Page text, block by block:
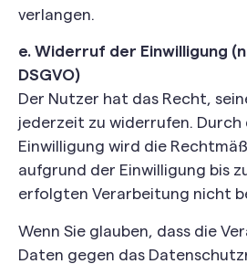
verlangen.
e. Widerruf der Einwilligung
DSGVO)
Der Nutzer hat das Recht,
jederzeit zu widerrufen.
Einwilligung wird die
aufgrund der Einwilligung bis
erfolgten Verarbeitung nicht
Wenn Sie glauben, dass die
Daten gegen das